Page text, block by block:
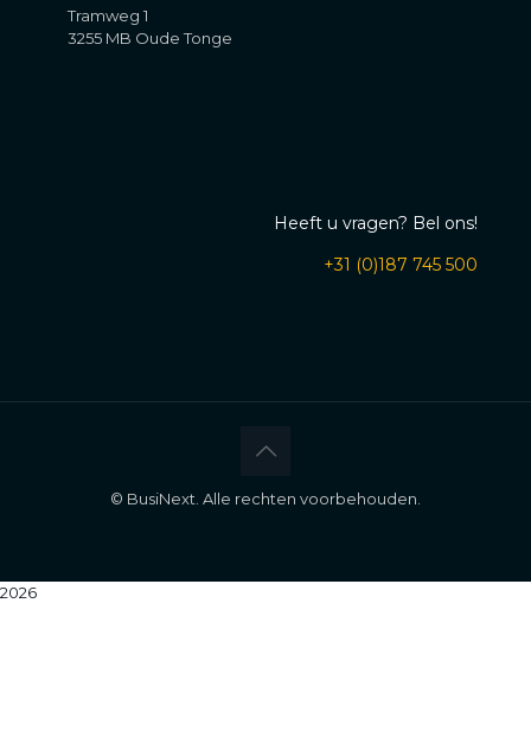
Tramweg 1
3255 MB Oude Tonge
Heeft u vragen? Bel ons!
+31 (0)187 745 500
© BusiNext. Alle rechten voorbehouden.
2026